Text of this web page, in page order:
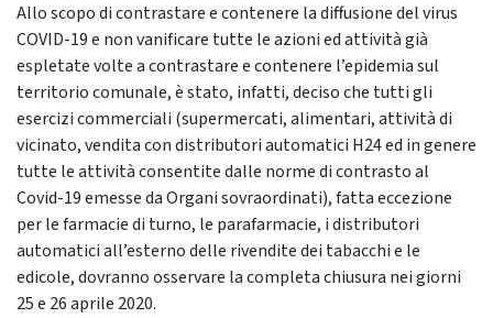
Allo scopo di contrastare e contenere la diffusione del virus
COVID-19 e non vanificare tutte le azioni ed attività già
espletate volte a contrastare e contenere l’epidemia sul
territorio comunale, è stato, infatti, deciso che tutti gli
esercizi commerciali (supermercati, alimentari, attività di
vicinato, vendita con distributori automatici H24 ed in genere
tutte le attività consentite dalle norme di contrasto al
Covid-19 emesse da Organi sovraordinati), fatta eccezione
per le farmacie di turno, le parafarmacie, i distributori
automatici all’esterno delle rivendite dei tabacchi e le
edicole, dovranno osservare la completa chiusura nei giorni
25 e 26 aprile 2020.